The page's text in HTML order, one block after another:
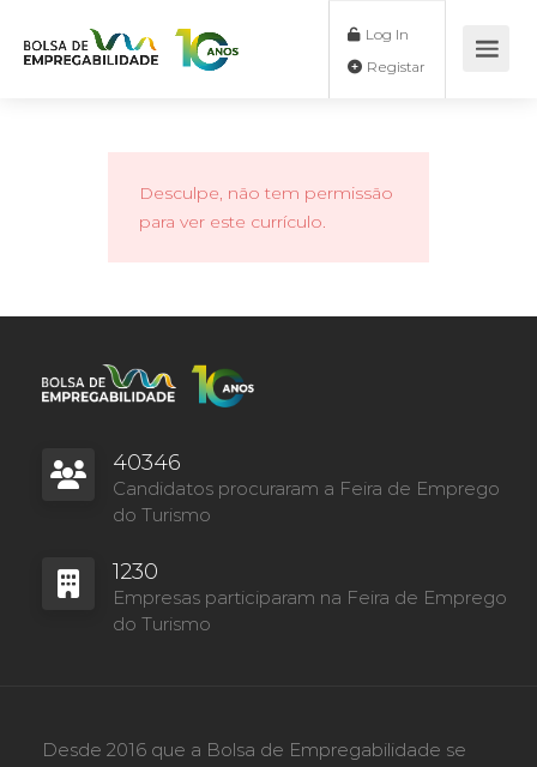
Log In
Desculpe, não tem permissão
para ver este currículo.
40346
Candidatos procuraram a Feira de Emprego
do Turismo
1230
Empresas participaram na Feira de Emprego
do Turismo
Desde 2016 que a Bolsa de Empregabilidade se